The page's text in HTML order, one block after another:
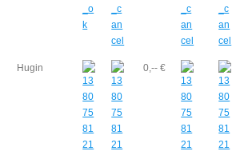
Hugin 0,-- €